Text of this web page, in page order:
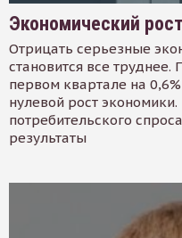
Экономический
Отрицать серьезные
становится все
первом квартале на
нулевой рост
потребительского
результаты